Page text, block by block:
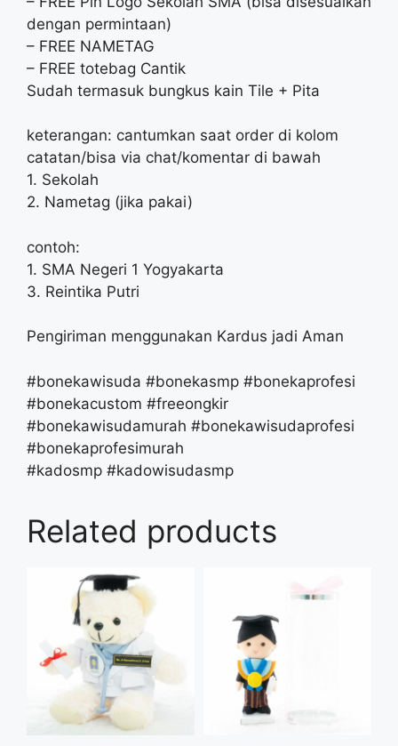
dengan permintaan)
– FREE NAMETAG
– FREE totebag Cantik
Sudah termasuk bungkus kain Tile + Pita
keterangan: cantumkan saat order di kolom
catatan/bisa via chat/komentar di bawah
1. Sekolah
2. Nametag (jika pakai)
contoh:
1. SMA Negeri 1 Yogyakarta
3. Reintika Putri
Pengiriman menggunakan Kardus jadi Aman
#bonekawisuda #bonekasmp #bonekaprofesi
#bonekacustom #freeongkir
#bonekawisudamurah #bonekawisudaprofesi
#bonekaprofesimurah
#kadosmp #kadowisudasmp
Related products